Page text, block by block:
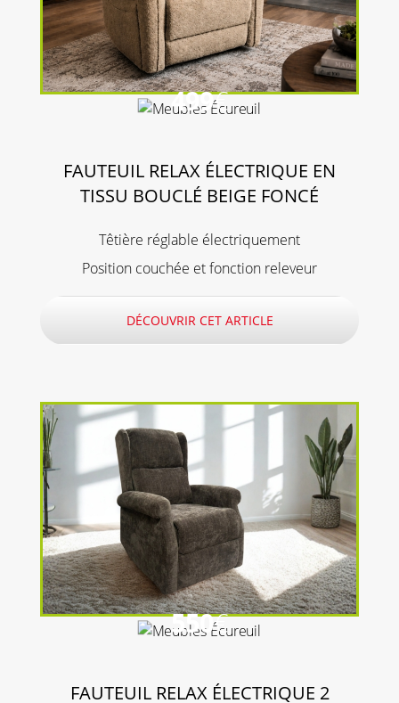
499€
FAUTEUIL RELAX ÉLECTRIQUE EN
TISSU BOUCLÉ BEIGE FONCÉ
Têtière réglable électriquement
Position couchée et fonction releveur
DÉCOUVRIR CET ARTICLE
550€
FAUTEUIL RELAX ÉLECTRIQUE 2